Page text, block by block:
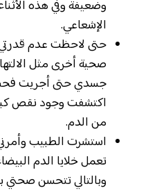
وضعيفة وفي هذه
الإشعاعي.
حتى لاحظت عدم
صحية أخرى مثل
جسدي حتى أجريت
اكتشفت وجود نقص
من الدم.
استشرت الطبيب
تعمل خلايا الدم
وبالتالي تتحسن صحتي